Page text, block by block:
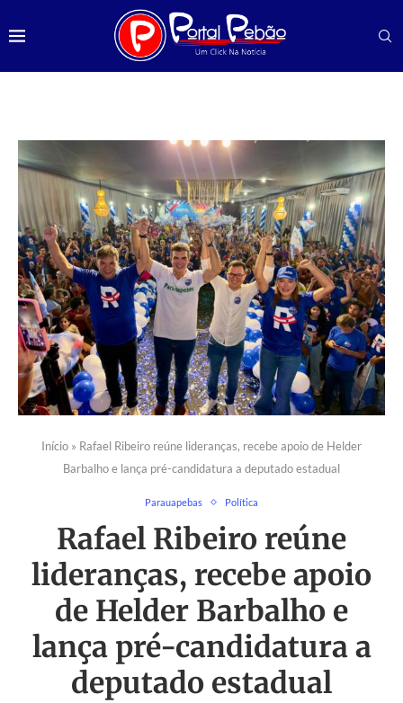
Início » Rafael Ribeiro reúne lideranças, recebe apoio de Helder
Barbalho e lança pré-candidatura a deputado estadual
Parauapebas Política
Rafael Ribeiro reúne
lideranças, recebe apoio
de Helder Barbalho e
lança pré-candidatura a
deputado estadual